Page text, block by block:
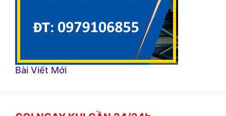
Bài Viết Mới